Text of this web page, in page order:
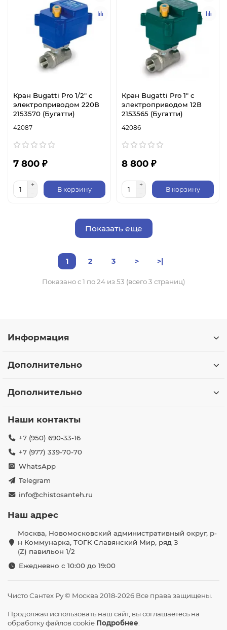
Кран Bugatti Pro 1/2″ с
электроприводом 220В
2153570 (Бугатти)
42087
7 800 ₽
В корзину
Кран Bugatti Pro 1″ с
электроприводом 12В
2153565 (Бугатти)
42086
8 800 ₽
В корзину
Показать еще
1 2 3 > >|
Показано с 1 по 24 из 53 (всего 3 страниц)
Информация
Дополнительно
Дополнительно
Наши контакты
+7 (950) 690-33-16
+7 (977) 339-70-70
WhatsApp
Telegram
info@chistosanteh.ru
Наш адрес
Москва, Новомосковский административный округ, р-
н Коммунарка, ТОГК Славянский Мир, ряд З
(Z) павильон 1/2
Ежедневно с 10:00 до 19:00
Чисто Сантех Ру © Москва 2018-2026 Все права защищены.
Продолжая использовать наш сайт, вы соглашаетесь на
обработку файлов cookie Подробнее